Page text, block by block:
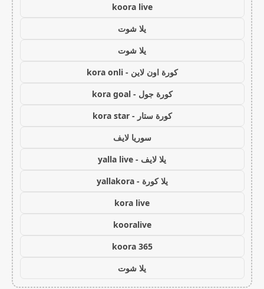
koora live
يلا شوت
يلا شوت
كورة اون لاين - kora onli
كورة جول - kora goal
كورة ستار - kora star
سوريا لايف
يلا لايف - yalla live
يلا كورة - yallakora
kora live
kooralive
koora 365
يلا شوت